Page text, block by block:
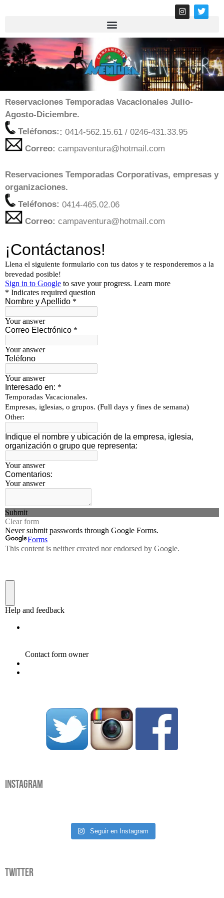
Reservaciones Temporadas Vacacionales Julio-
Agosto-Diciembre.
Teléfonos:: 0414-562.15.61 / 0246-431.33.95
Correo: campaventura@hotmail.com
Reservaciones Temporadas Corporativas, empresas y
organizaciones.
Teléfonos: 0414-465.02.06
Correo: campaventura@hotmail.com
Instagram
Seguir en Instagram
Twitter